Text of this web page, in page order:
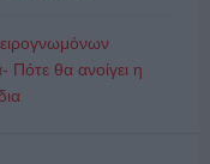
Πότε θα ανοίγει η